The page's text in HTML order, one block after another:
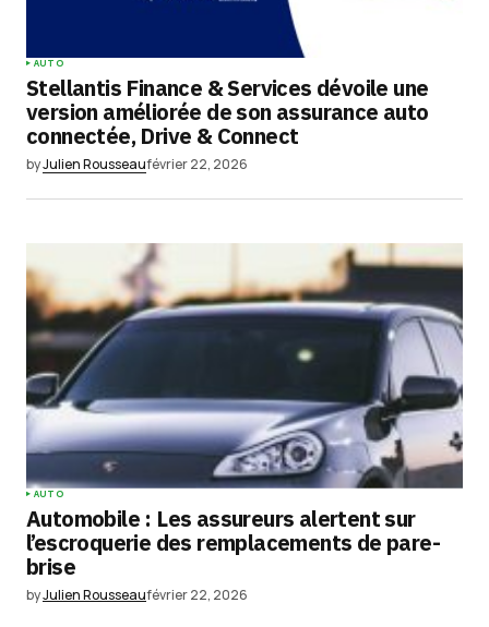
AUTO
Stellantis Finance & Services dévoile une
version améliorée de son assurance auto
connectée, Drive & Connect
byJulien Rousseaufévrier 22, 2026
AUTO
Automobile : Les assureurs alertent sur
l’escroquerie des remplacements de pare-
brise
byJulien Rousseaufévrier 22, 2026